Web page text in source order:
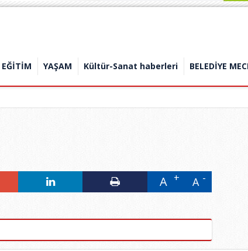
EĞİTİM YAŞAM Kültür-Sanat haberleri BELEDİYE
A A